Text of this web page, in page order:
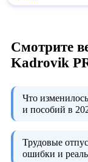
Смотрите
Kadrovik
Что
и пособий в
Трудовые
ошибки и